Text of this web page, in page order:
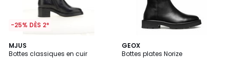
-25% DÈS 2*
MJUS
Bottes classiques en cuir
3,3
/ 5
GEOX
Bottes plates Norize
5
/